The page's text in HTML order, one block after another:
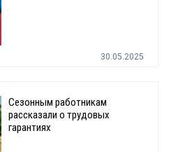
30.05.2025
Сезонным работникам
рассказали о трудовых
гарантиях